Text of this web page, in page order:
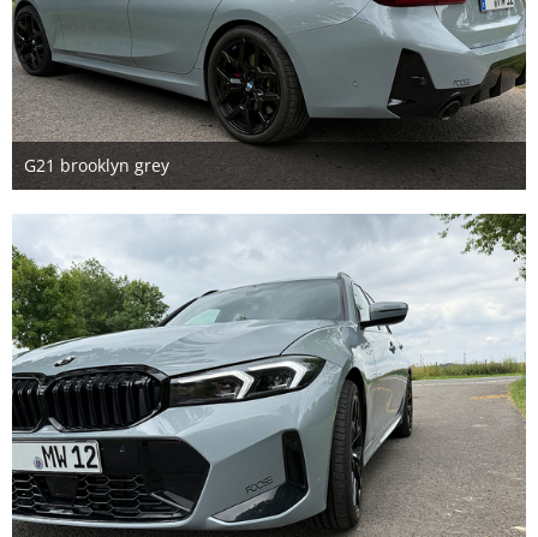
G21 brooklyn grey
30. Juli 2025
5